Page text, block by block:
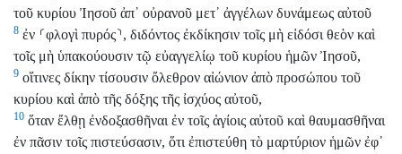
τοῦ κυρίου Ἰησοῦ ἀπ᾽ οὐρανοῦ μετ᾽ ἀγγέλων δυνάμεως αὐτοῦ
8 ἐν ⸂φλογὶ πυρός⸃, διδόντος ἐκδίκησιν τοῖς μὴ εἰδόσι θεὸν καὶ
τοῖς μὴ ὑπακούουσιν τῷ εὐαγγελίῳ τοῦ κυρίου ἡμῶν Ἰησοῦ,
9 οἵτινες δίκην τίσουσιν ὄλεθρον αἰώνιον ἀπὸ προσώπου τοῦ
κυρίου καὶ ἀπὸ τῆς δόξης τῆς ἰσχύος αὐτοῦ,
10 ὅταν ἔλθῃ ἐνδοξασθῆναι ἐν τοῖς ἁγίοις αὐτοῦ καὶ θαυμασθῆναι
ἐν πᾶσιν τοῖς πιστεύσασιν, ὅτι ἐπιστεύθη τὸ μαρτύριον ἡμῶν ἐφ᾽